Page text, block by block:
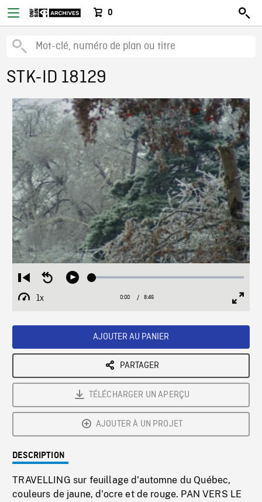
0
STK-ID 18129
Restart
from
beginning
Seek
Play Loaded:
1x
Playback
Current
0:00 / Duration
8:46
AJOUTER AU PANIER
PARTAGER
TÉLÉCHARGER UN APERÇU
AJOUTER À UN PROJET
DESCRIPTION
TRAVELLING sur feuillage d'automne du Québec,
couleurs de jaune, d'ocre et de rouge. PAN VERS LE